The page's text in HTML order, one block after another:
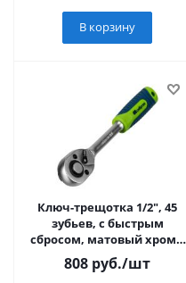
В корзину
Ключ-трещотка 1/2", 45
зубьев, с быстрым
сбросом, матовый хром//
Сибртех
808 руб./шт